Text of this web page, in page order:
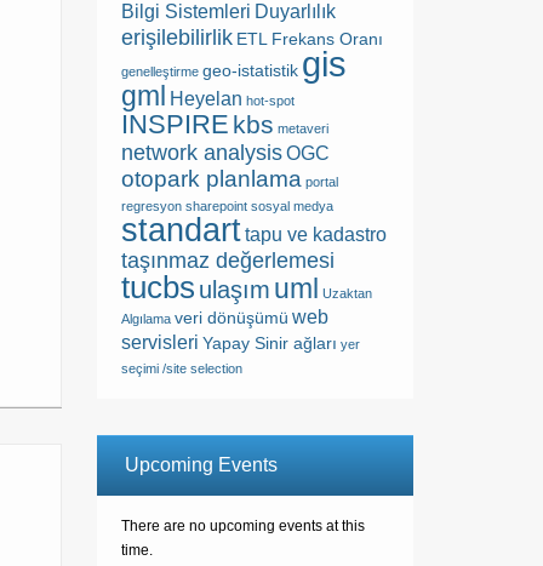
Bilgi Sistemleri Duyarlılık
erişilebilirlik ETL Frekans Oranı
genelleştirme geo-istatistik gis
gml Heyelan hot-spot
INSPIRE kbs metaveri
network analysisOGC
otopark planlama portal
regresyon sharepoint sosyal medya
standarttapu ve kadastro
taşınmaz değerlemesi
tucbs ulaşım uml Uzaktan
Algılama veri dönüşümü web
servisleri Yapay Sinir ağları yer
seçimi /site selection
Upcoming Events
There are no upcoming events at this
time.